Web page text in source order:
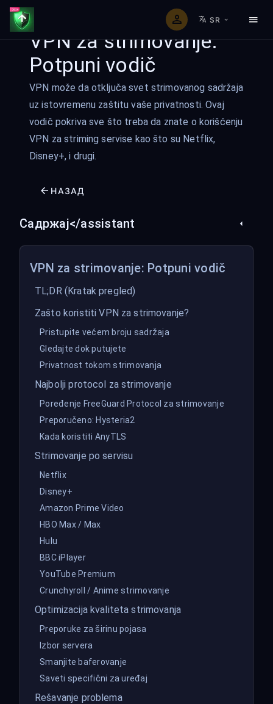
SR
VPN za strimovanje:
Potpuni vodič
VPN može da otključa svet strimovanog sadržaja
uz istovremenu zaštitu vaše privatnosti. Ovaj
vodič pokriva sve što treba da znate o korišćenju
VPN za striming servise kao što su Netflix,
Disney+, i drugi.
НАЗАД
Садржај</assistant
VPN za strimovanje: Potpuni vodič
TL;DR (Kratak pregled)
Zašto koristiti VPN za strimovanje?
Pristupite većem broju sadržaja
Gledajte dok putujete
Privatnost tokom strimovanja
Najbolji protocol za strimovanje
Poređenje FreeGuard Protocol za strimovanje
Preporučeno: Hysteria2
Kada koristiti AnyTLS
Strimovanje po servisu
Netflix
Disney+
Amazon Prime Video
HBO Max / Max
Hulu
BBC iPlayer
YouTube Premium
Crunchyroll / Anime strimovanje
Optimizacija kvaliteta strimovanja
Preporuke za širinu pojasa
Izbor servera
Smanjite baferovanje
Saveti specifični za uređaj
Rešavanje problema